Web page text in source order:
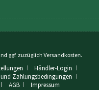
ggf. zuzüglichVersandkosten.
Händler-Login
Zahlungsbedingungen
AGB Impressum